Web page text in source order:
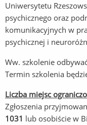
Uniwersytetu
psychicznego oraz
komunikacyjnych w
psychicznej i
Ww. szkolenie
Termin szkolenia
Liczba miejsc
Zgłoszenia
1031 lub osobiście w